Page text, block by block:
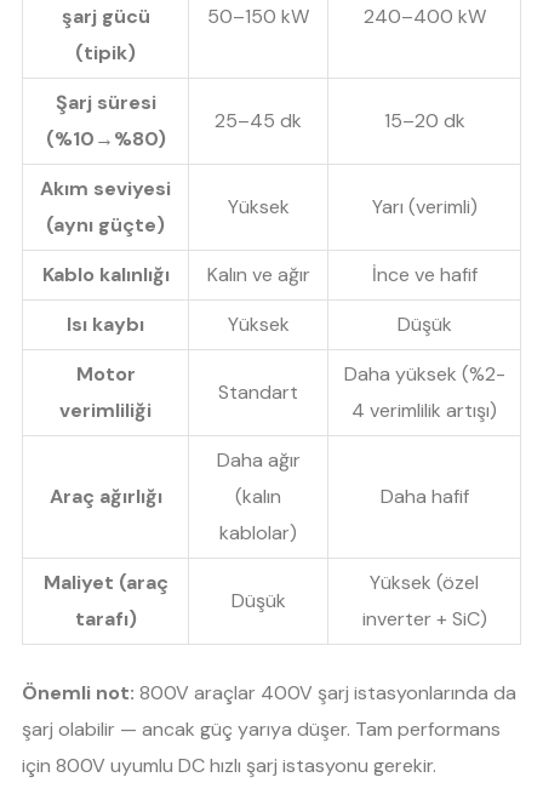
şarj gücü
(tipik)
50–150 kW 240–400 kW
Şarj süresi
(%10→%80)
25–45 dk 15–20 dk
Akım seviyesi
(aynı güçte)
Yüksek Yarı (verimli)
Kablo kalınlığı Kalın ve ağır
İnce ve hafif
Isı kaybı
Yüksek
Düşük
Motor
verimliliği
Standart
Daha yüksek (%2-
4 verimlilik artışı)
Araç ağırlığı
Daha ağır
(kalın
kablolar)
Daha hafif
Maliyet (araç
tarafı)
Düşük
Yüksek (özel
inverter + SiC)
Önemli not: 800V araçlar 400V şarj istasyonlarında da
şarj olabilir — ancak güç yarıya düşer. Tam performans
için 800V uyumlu DC hızlı şarj istasyonu gerekir.